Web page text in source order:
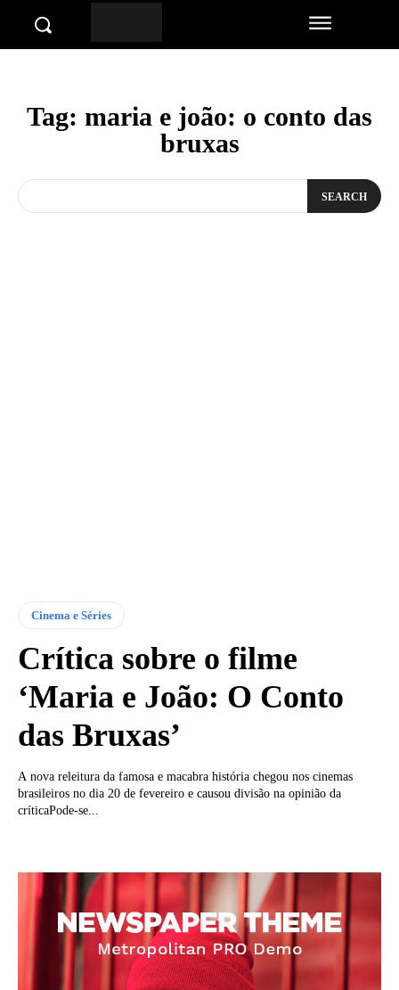
Tag: maria e joão: o conto das
bruxas
SEARCH
Cinema e Séries
Crítica sobre o filme
‘Maria e João: O Conto
das Bruxas’
A nova releitura da famosa e macabra história chegou nos cinemas
brasileiros no dia 20 de fevereiro e causou divisão na opinião da
críticaPode-se...